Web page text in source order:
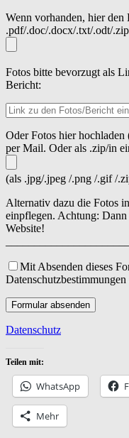
Wenn vorhanden, hier
.pdf/.doc/.docx/.txt/.odt/
Fotos bitte bevorzugt als
Bericht:
Oder Fotos hier
per Mail. Oder als .zip/in
(als .jpg/.jpeg /.png /.gif /
Alternativ dazu die Fotos
einpflegen. Achtung:
Website!
Mit Absenden dieses
Datenschutz
Teilen mit:
WhatsApp
Mehr